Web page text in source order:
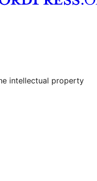
al YouTube
compte de Tumblr
intellectual property